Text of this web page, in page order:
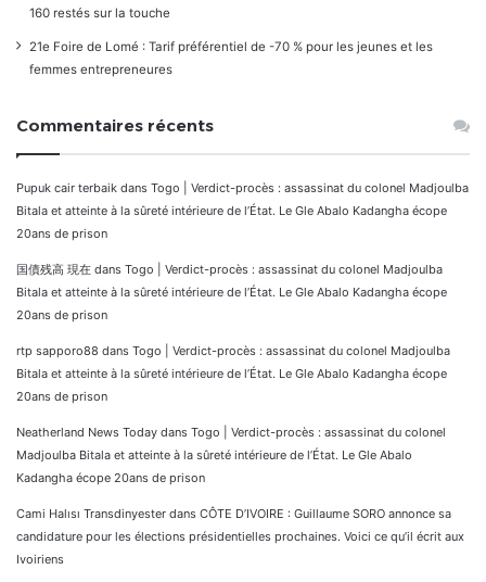
160 restés sur la touche
21e Foire de Lomé : Tarif préférentiel de -70 % pour les jeunes et les
femmes entrepreneures
Commentaires récents
Pupuk cair terbaik dans Togo | Verdict-procès : assassinat du colonel Madjoulba
Bitala et atteinte à la sûreté intérieure de l’État. Le Gle Abalo Kadangha écope
20ans de prison
国債残高 現在 dans Togo | Verdict-procès : assassinat du colonel Madjoulba
Bitala et atteinte à la sûreté intérieure de l’État. Le Gle Abalo Kadangha écope
20ans de prison
rtp sapporo88 dans Togo | Verdict-procès : assassinat du colonel Madjoulba
Bitala et atteinte à la sûreté intérieure de l’État. Le Gle Abalo Kadangha écope
20ans de prison
Neatherland News Today dans Togo | Verdict-procès : assassinat du colonel
Madjoulba Bitala et atteinte à la sûreté intérieure de l’État. Le Gle Abalo
Kadangha écope 20ans de prison
Cami Halısı Transdinyester dans CÔTE D’IVOIRE : Guillaume SORO annonce sa
candidature pour les élections présidentielles prochaines. Voici ce qu’il écrit aux
Ivoiriens